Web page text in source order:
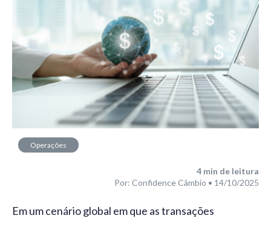
Operações
4 min de leitura
Por: Confidence Câmbio • 14/10/2025
Em um cenário global em que as transações